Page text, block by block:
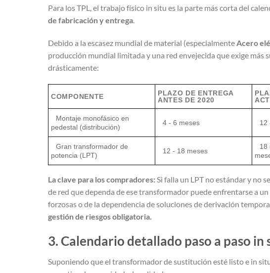
Para los TPL, el trabajo físico in situ es la parte más corta del
de fabricación y entrega.
Debido a la escasez mundial de material (especialmenteAcero
producción mundial limitada y una red envejecida que exige más
drásticamente:
COMPONENTE
PLAZO DE ENTREGA
ANTES DE 2020
Montaje monofásico en
pedestal (distribución)
4 - 6 meses 12
Gran transformador de
potencia (LPT)
12 - 18 meses
18
La clave para los compradores: Si falla un LPT no estándar y no
de red que dependa de ese transformador puede enfrentarse a
forzosas o de la dependencia de soluciones de derivación
gestión de riesgos obligatoria.
3. Calendario detallado paso a paso in
Suponiendo que el transformador de sustitución esté listo e in